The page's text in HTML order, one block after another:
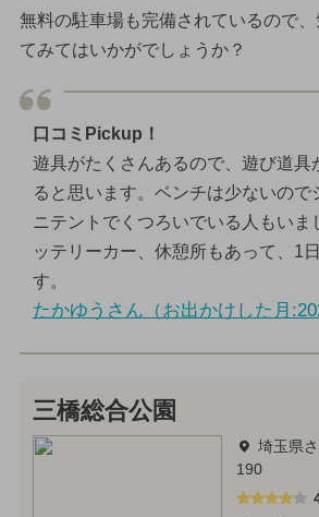
無料の駐車場も完備されているので
てみてはいかがでしょうか？
口コミPickup！
遊具がたくさんあるので、遊び道具
ると思います。ベンチは少ないので
ニテントでくつろいでいる人もいま
ッテリーカー、休憩所もあって、1
す。
たかゆうさん（お出かけした月
三橋総合公園
埼玉県
190